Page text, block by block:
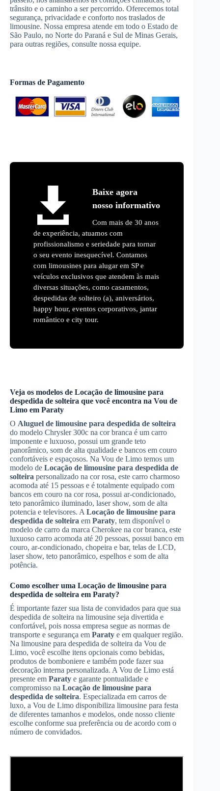
trânsito e o caminho a ser percorrido. Oferecemos total
segurança, privacidade e conforto nos traslados de
limousine. Nossa empresa atende em todo o Estado de
São Paulo, no Norte do Paraná e Sul de Minas Gerais,
para outras regiões, consulte nossa equipe.
Formas de Pagamento
Baixe agora
nosso informativo
Com mais de 30 anos
de experiência, atuamos com
profissionalismo e seriedade para tornar
o seu evento inesquecível. Contamos
com limousines para alugar em SP e
veículos exclusivos que atendem às mais
diversas situações, como casamentos,
despedidas de solteiro (a), aniversários,
happy hour, eventos corporativos, jantar
romântico e city tour.
Veja os modelos de Locação de limousine para
despedida de solteira que você encontra na Vou de
Limo em Paraty
O Aluguel de limousine para despedida de solteira
do modelo Chrysler 300c na cor branca é um carro
imponente e luxuoso, possui um grande teto
panorâmico, som de alta qualidade e bancos em couro
confortáveis e espaçosos. Na Vou de Limo temos um
modelo de Locação de limousine para despedida de
solteira personalizado na cor rosa, este carro charmoso
acomoda até 15 pessoas e é totalmente equipado com
bancos em couro na cor rosa, possui ar-condicionado,
teto panorâmico iluminado, laser show, som de alta
potencia e televisores. A Locação de limousine para
despedida de solteira em Paraty, tem disponível o
modelo de carro da marca Cherokee na cor branca, este
luxuoso carro acomoda até 20 pessoas, possui banco em
couro, ar-condicionado, chopeira e bar, telas de LCD,
laser show, teto panorâmico, espelhos e som de alta
potência.
Como escolher uma Locação de limousine para
despedida de solteira em Paraty?
É importante fazer sua lista de convidados para que sua
despedida de solteira na limousine seja divertida e
confortável, pois nossa empresa segue as normas de
transporte e segurança em Paraty e em qualquer região.
Na limousine para despedida de solteira da Vou de
Limo, você escolhe itens opcionais como bebidas,
produtos de bomboniere e também pode fazer sua
decoração interna personalizada. A Vou de Limo está
presente em Paraty e garante pontualidade e
compromisso na Locação de limousine para
despedida de solteira. Especializada em carros de
luxo, a Vou de Limo disponibiliza limousine para festa
de diferentes tamanhos e modelos, onde nosso cliente
escolhe conforme sua preferência ou de acordo com o
número de convidados.